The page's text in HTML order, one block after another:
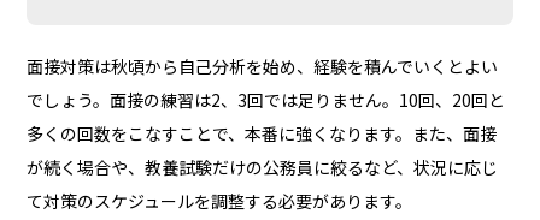
面接対策は秋頃から自己分析を始め、経験を積んでいくとよい
でしょう。面接の練習は2、3回では足りません。10回、20回と
多くの回数をこなすことで、本番に強くなります。また、面接
が続く場合や、教養試験だけの公務員に絞るなど、状況に応じ
て対策のスケジュールを調整する必要があります。